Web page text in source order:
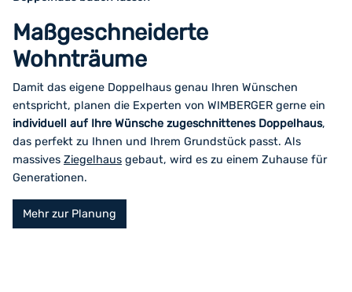
Maßgeschneiderte
Wohnträume
Damit das eigene Doppelhaus genau Ihren Wünschen
entspricht, planen die Experten von WIMBERGER gerne ein
individuell auf Ihre Wünsche zugeschnittenes Doppelhaus,
das perfekt zu Ihnen und Ihrem Grundstück passt. Als
massives Ziegelhaus gebaut, wird es zu einem Zuhause für
Generationen.
Mehr zur Planung